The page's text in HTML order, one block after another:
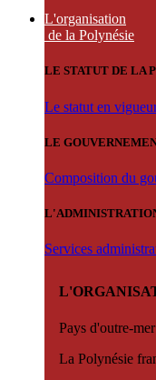
L'organisation
de la Polynésie
LE STATUT DE LA
Le statut en
LE
Composition du
Services
Pays d'outre-
La Polynésie